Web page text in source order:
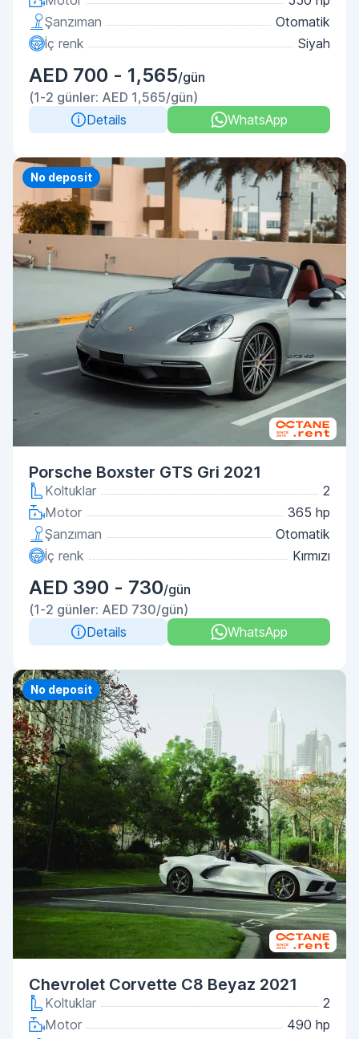
Şanzıman
Otomatik
İç renk
Siyah
AED 700 - 1,565/gün
(1-2 günler: AED 1,565/gün)
Details
WhatsApp
Priority
No deposit
Porsche Boxster GTS Gri 2021
Koltuklar
2
Motor
365 hp
Şanzıman
Otomatik
İç renk
Kırmızı
AED 390 - 730/gün
(1-2 günler: AED 730/gün)
Details
WhatsApp
Priority
No deposit
Chevrolet Corvette C8 Beyaz 2021
Koltuklar
2
Motor
490 hp